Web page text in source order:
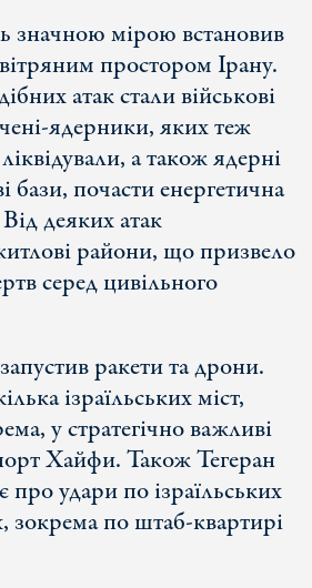
значною мірою встановив
простором Ірану.
атак стали військові
ядерники, яких теж
а також ядерні
бази, почасти енергетична
деяких атак
райони, що призвело
серед цивільного
ракети та дрони.
ізраїльських міст,
у стратегічно важливі
Хайфи. Також Тегеран
про удари по ізраїльських
зокрема по штаб-квартирі